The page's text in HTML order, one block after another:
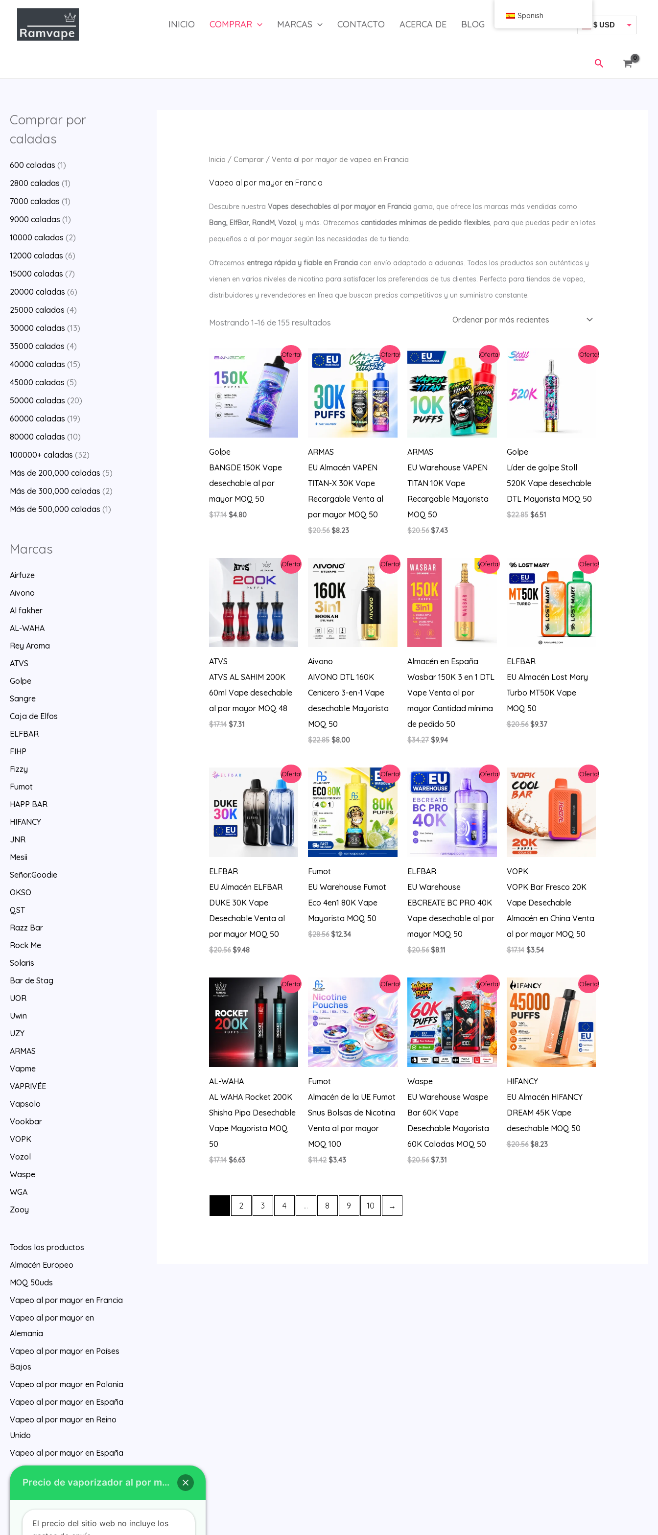
Saltar
contenido
INICIO COMPRAR MARCAS CONTACTO ACERCA DE BLOG $ USD
Buscar
Comprar por
caladas
600 caladas (1)
2800 caladas (1)
7000 caladas (1)
9000 caladas (1)
10000 caladas (2)
12000 caladas (6)
15000 caladas (7)
20000 caladas (6)
25000 caladas (4)
30000 caladas (13)
35000 caladas (4)
40000 caladas (15)
45000 caladas (5)
50000 caladas (20)
60000 caladas (19)
80000 caladas (10)
100000+ caladas (32)
Más de 200,000 caladas (5)
Más de 300,000 caladas (2)
Más de 500,000 caladas (1)
Marcas
Airfuze
Aivono
Al fakher
AL-WAHA
Rey Aroma
ATVS
Golpe
Sangre
Caja de Elfos
ELFBAR
FIHP
Fizzy
Fumot
HAPP BAR
HIFANCY
JNR
Mesii
Señor.Goodie
OKSO
QST
Razz Bar
Rock Me
Solaris
Bar de Stag
UOR
Uwin
UZY
ARMAS
Vapme
VAPRIVÉE
Vapsolo
Vookbar
VOPK
Vozol
Waspe
WGA
Zooy
Todos los productos
Almacén Europeo
MOQ 50uds
Vapeo al por mayor en Francia
Vapeo al por mayor en
Alemania
Vapeo al por mayor en Países
Bajos
Vapeo al por mayor en Polonia
Vapeo al por mayor en España
Vapeo al por mayor en Reino
Unido
Vapeo al por mayor en España
Inicio / Comprar/ Venta al por mayor de vapeo en Francia
Vapeo al por mayor en Francia
Descubre nuestra Vapes desechables al por mayor en Franciagama, que ofrece las marcas más vendidas como
Bang, ElfBar, RandM, Vozol, y más. Ofrecemos cantidades mínimas de pedido flexibles, para que puedas pedir en lotes
pequeños o al por mayor según las necesidades de tu tienda.
Ofrecemos entrega rápida y fiable en Franciacon envío adaptado a aduanas. Todos los productos son auténticos y
vienen en varios niveles de nicotina para satisfacer las preferencias de tus clientes. Perfecto para tiendas de vapeo,
distribuidores y revendedores en línea que buscan precios competitivos y un suministro constante.
Mostrando 1–16 de 155 resultadosOrdenado
reciente
¡Oferta!
Golpe
BANGDE 150K Vape
desechable al por
mayor MOQ 50
$17.14 El
$4.80El
¡Oferta!
ARMAS
EU Almacén VAPEN
TITAN-X 30K Vape
Recargable Venta al
por mayor MOQ 50
$20.56 El
$20.56.
$8.23El
¡Oferta!
ARMAS
EU Warehouse VAPEN
TITAN 10K Vape
Recargable Mayorista
MOQ 50
$20.56 El
era:
$20.56.
$7.43El
$7.43.
¡Oferta!
Golpe
Líder de golpe Stoll
520K Vape desechable
DTL Mayorista MOQ 50
$22.85 El
$6.51El
¡Oferta!
ATVS
ATVS AL SAHIM 200K
60ml Vape desechable
al por mayor MOQ 48
$17.14 El
$7.31El
¡Oferta!
Aivono
AIVONO DTL 160K
Cenicero 3-en-1 Vape
desechable Mayorista
MOQ 50
$22.85 El
era:
$22.85.
$8.00El
es:
$8.00.
¡Oferta!
Almacén en España
Wasbar 150K 3 en 1 DTL
Vape Venta al por
mayor Cantidad mínima
de pedido 50
$34.27 El
$34.27.
$9.94El
$9.94.
¡Oferta!
ELFBAR
EU Almacén Lost Mary
Turbo MT50K Vape
MOQ 50
$20.56 El
$9.37El
¡Oferta!
ELFBAR
EU Almacén ELFBAR
DUKE 30K Vape
Desechable Venta al
por mayor MOQ 50
$20.56 El
era:
$9.48El
es:
$9.48.
¡Oferta!
Fumot
EU Warehouse Fumot
Eco 4en1 80K Vape
Mayorista MOQ 50
$28.56 El
$12.34El
¡Oferta!
ELFBAR
EU Warehouse
EBCREATE BC PRO 40K
Vape desechable al por
mayor MOQ 50
$20.56 El
era:
$20.56.
$8.11El
es:
$8.11.
¡Oferta!
VOPK
VOPK Bar Fresco 20K
Vape Desechable
Almacén en China Venta
al por mayor MOQ 50
$17.14 El
$17.14.
$3.54El
¡Oferta!
AL-WAHA
AL WAHA Rocket 200K
Shisha Pipa Desechable
Vape Mayorista MOQ
50
$17.14 El
$17.14.
$6.63El
$6.63.
¡Oferta!
Fumot
Almacén de la UE Fumot
Snus Bolsas de Nicotina
Venta al por mayor
MOQ 100
$11.42 El
$11.42.
$3.43El
$3.43.
¡Oferta!
Waspe
EU Warehouse Waspe
Bar 60K Vape
Desechable Mayorista
60K Caladas MOQ 50
$20.56 El
$7.31El
¡Oferta!
HIFANCY
EU Almacén HIFANCY
DREAM 45K Vape
desechable MOQ 50
$20.56 El
$8.23El
2 3 4 … 8 9 10 →
Spanish
Precio de vaporizador al por mayor
El precio del sitio web no incluye los